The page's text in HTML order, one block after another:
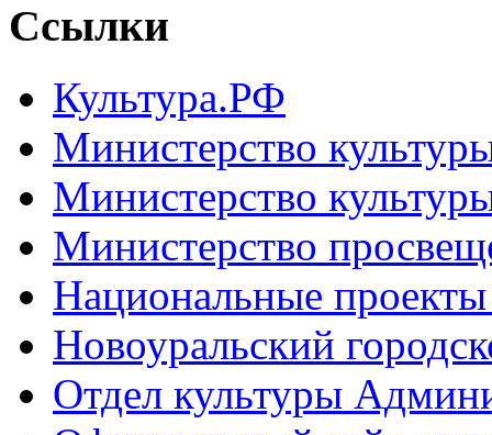
Ссылки
Культура.РФ
Министерство
Министерство
Министерство
Национальные
Новоуральский
Отдел культуры